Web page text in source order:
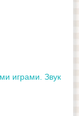
играми. Звук